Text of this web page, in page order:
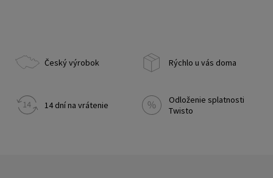
Český výrobok Rýchlo u vás doma
14 dní na vrátenie
Odloženie splatnosti
Twisto